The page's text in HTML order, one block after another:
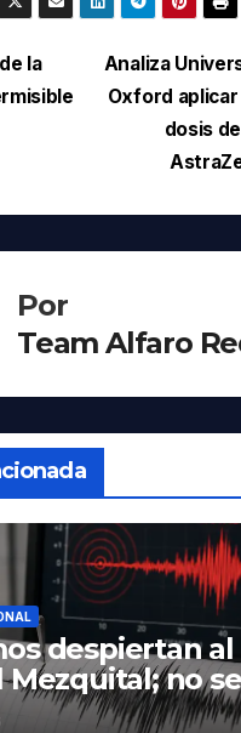
Analiza
Oxford
dosis
la
Por
Team Alfaro
despiertan al
Mezquital; no se
daños en